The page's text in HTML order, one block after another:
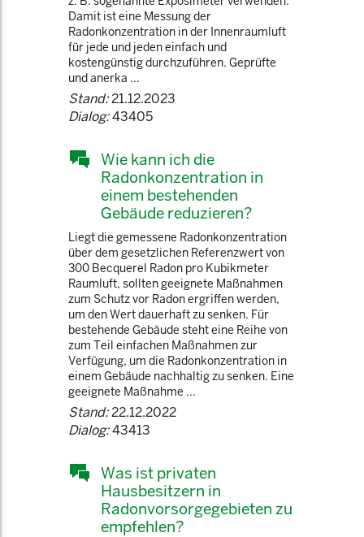
Damit ist eine Messung der
Radonkonzentration in der Innenraumluft
für jede und jeden einfach und
kostengünstig durchzuführen. Geprüfte
und anerka ...
Stand:21.12.2023
Dialog:43405
Wie kann ich die
Radonkonzentration in
einem bestehenden
Gebäude reduzieren?
Liegt die gemessene Radonkonzentration
über dem gesetzlichen Referenzwert von
300 Becquerel Radon pro Kubikmeter
Raumluft, sollten geeignete Maßnahmen
zum Schutz vor Radon ergriffen werden,
um den Wert dauerhaft zu senken. Für
bestehende Gebäude steht eine Reihe von
zum Teil einfachen Maßnahmen zur
Verfügung, um die Radonkonzentration in
einem Gebäude nachhaltig zu senken. Eine
geeignete Maßnahme ...
Stand:22.12.2022
Dialog:43413
Was ist privaten
Hausbesitzern in
Radonvorsorgegebieten zu
empfehlen?